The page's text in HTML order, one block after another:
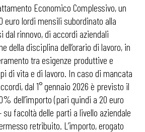
Economico Complessivo, un
euro lordi mensili subordinato alla
dal rinnovo, di accordi aziendali
della disciplina dell’orario di lavoro, in
tra esigenze produttive e
di vita e di lavoro. In caso di mancata
dal 1° gennaio 2026 è previsto il
dell’importo (pari quindi a 20 euro
facoltà delle parti a livello aziendale
retribuito. L’importo, erogato